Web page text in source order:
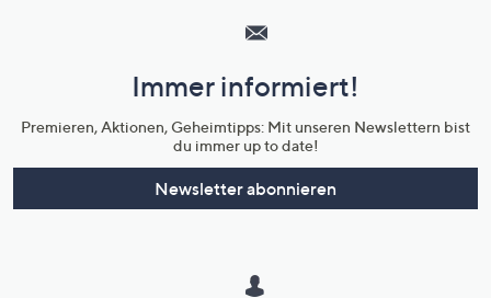
Unternehmensinformationen
Immer informiert!
Premieren, Aktionen, Geheimtipps: Mit unseren Newslettern bist
du immer up to date!
Newsletter abonnieren